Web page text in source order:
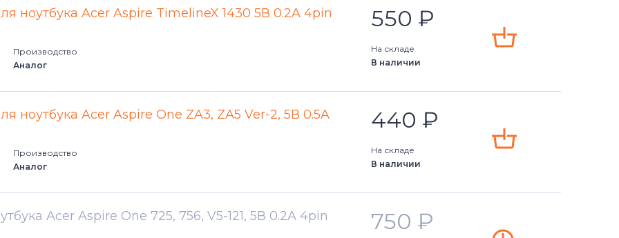
Aspire S7
Aspire V5
ноутбука Acer Aspire TimelineX 1430 5В 0.2A 4pin
Производство
Аналог
550 ₽
На складе
В наличии
ноутбука Acer Aspire One ZA3, ZA5 Ver-2, 5В 0.5A
Производство
Аналог
440 ₽
На складе
В наличии
Acer Aspire One 725, 756, V5-121, 5В 0.2A 4pin
750 ₽